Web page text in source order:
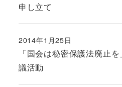
申し立て
「国会は秘密保護法廃止
議活動
投稿日
2014年1月25日